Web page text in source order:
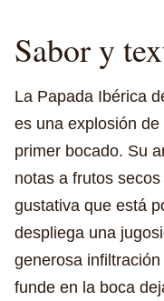
Sabor y
La Papada Ibérica
es una explosión
primer bocado. Su
notas a frutos
gustativa que está
despliega una
generosa
funde en la boca